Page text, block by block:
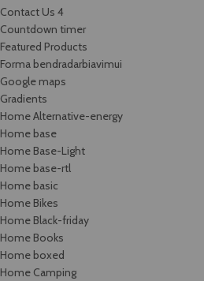
Contact Us 4
Countdown timer
Featured Products
Forma bendradarbiavimui
Google maps
Gradients
Home Alternative-energy
Home base
Home Base-Light
Home base-rtl
Home basic
Home Bikes
Home Black-friday
Home Books
Home boxed
Home Camping